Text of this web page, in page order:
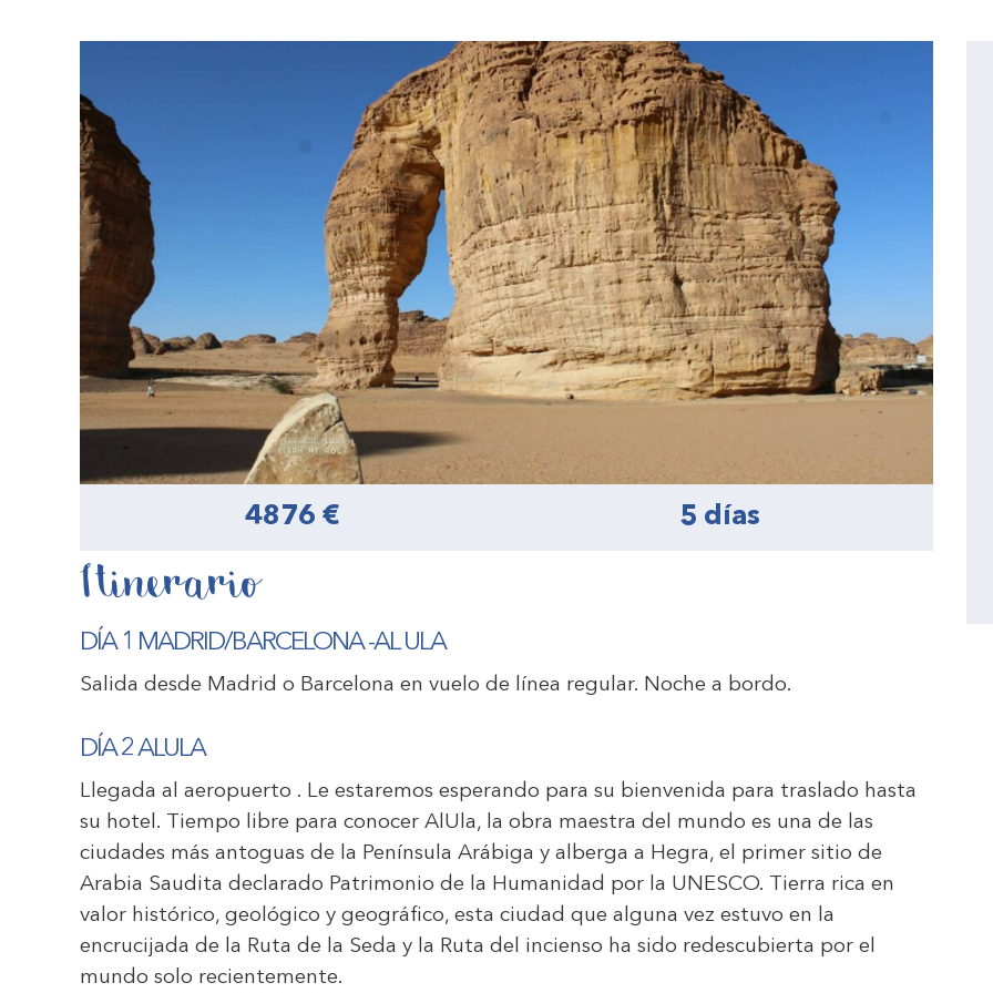
4876 € 5 días
Itinerario
DÍA 1 MADRID/BARCELONA -AL ULA
Salida desde Madrid o Barcelona en vuelo de línea regular. Noche a bordo.
DÍA 2 ALULA
Llegada al aeropuerto . Le estaremos esperando para su bienvenida para traslado hasta
su hotel. Tiempo libre para conocer AlUla, la obra maestra del mundo es una de las
ciudades más antoguas de la Península Arábiga y alberga a Hegra, el primer sitio de
Arabia Saudita declarado Patrimonio de la Humanidad por la UNESCO. Tierra rica en
valor histórico, geológico y geográfico, esta ciudad que alguna vez estuvo en la
encrucijada de la Ruta de la Seda y la Ruta del incienso ha sido redescubierta por el
mundo solo recientemente.